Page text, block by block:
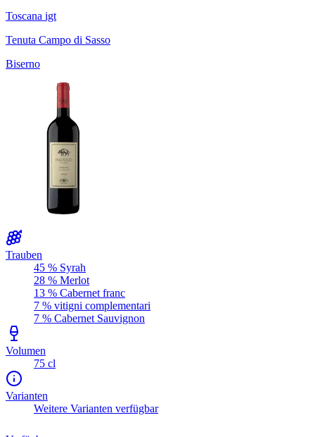
Toscana igt
Tenuta Campo di Sasso
Biserno
Trauben
45 % Syrah
28 % Merlot
13 % Cabernet franc
7 % vitigni complementari
7 % Cabernet Sauvignon
Volumen
75 cl
Varianten
Weitere Varianten verfügbar